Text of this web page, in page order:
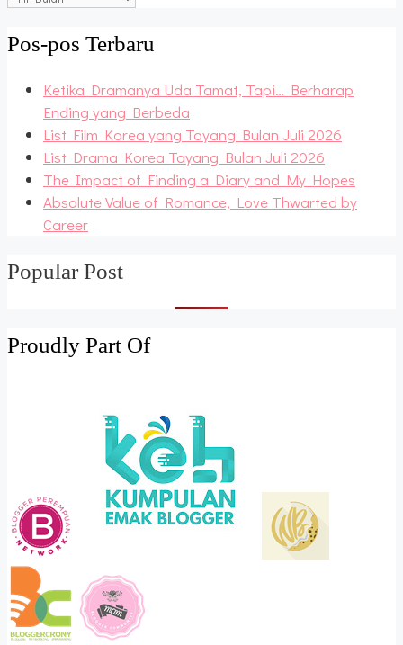
Pos-pos Terbaru
Ketika Dramanya Uda Tamat, Tapi… Berharap
Ending yang Berbeda
List Film Korea yang Tayang Bulan Juli 2026
List Drama Korea Tayang Bulan Juli 2026
The Impact of Finding a Diary and My Hopes
Absolute Value of Romance, Love Thwarted by
Career
Popular Post
Proudly Part Of